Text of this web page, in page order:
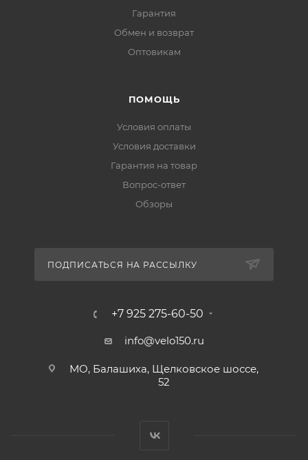
Гарантия
Обмен и возврат
Оптовикам
ПОМОЩЬ
Условия оплаты
Условия доставки
Гарантия на товар
Вопрос-ответ
Обзоры
ПОДПИСАТЬСЯ НА РАССЫЛКУ
+7 925 275-60-50
info@velo150.ru
МО, Балашиха, Щелковское шоссе,
52